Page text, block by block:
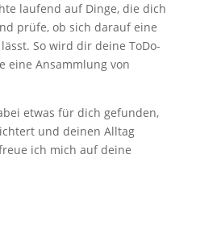
laufend auf Dinge, die dich
prüfe, ob sich darauf eine
So wird dir deine ToDo-
eine Ansammlung von
etwas für dich gefunden,
und deinen Alltag
ich mich auf deine